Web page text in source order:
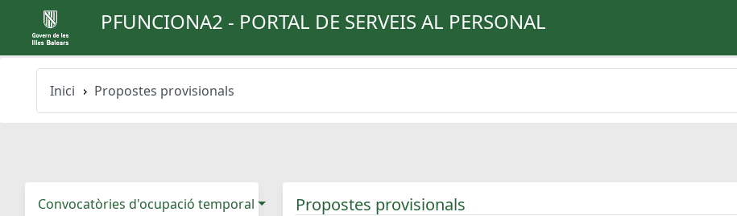
PFUNCIONA2 - PORTAL DE SERVEIS AL PERSONAL
Inici Propostes provisionals
Convocatòries d'ocupació temporal
Propostes provisionals